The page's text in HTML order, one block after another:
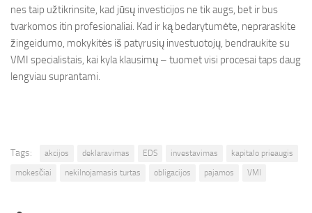
nes taip užtikrinsite, kad jūsų investicijos ne tik augs, bet ir bus
tvarkomos itin profesionaliai. Kad ir ką bedarytumėte, nepraraskite
žingeidumo, mokykitės iš patyrusių investuotojų, bendraukite su
VMI specialistais, kai kyla klausimų – tuomet visi procesai taps daug
lengviau suprantami.
Tags: akcijos deklaravimas EDS investavimas
kapitalo prieaugis
mokesčiai
nekilnojamasis turtas obligacijos pajamos VMI